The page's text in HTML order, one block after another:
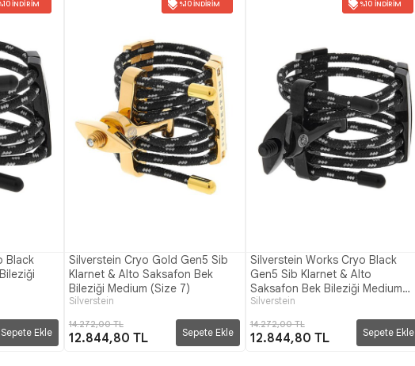
İNDIRIM
Black
Sepete Ekle
%10 İNDIRIM
Silverstein Cryo Gold Gen5 Sib
Klarnet & Alto Saksafon Bek
Bileziği Medium (Size 7)
Silverstein
14.272,00 TL
12.844,80 TL Sepete Ekle
%10 İNDIRIM
Silverstein Works Cryo Black
Gen5 Sib Klarnet & Alto
Saksafon Bek Bileziği Medium
(Size 7)
Silverstein
14.272,00 TL
12.844,80 TL Sepete Ekle